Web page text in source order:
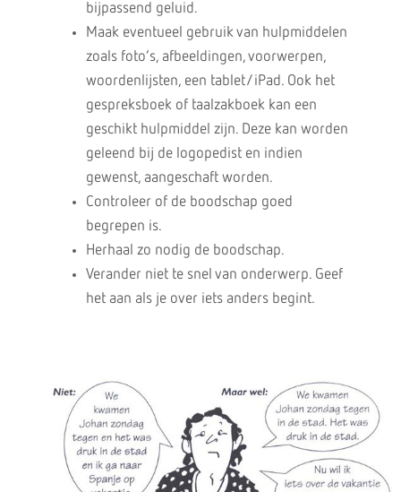
bijpassend geluid.
Maak eventueel gebruik van hulpmiddelen
zoals foto’s, afbeeldingen, voorwerpen,
woordenlijsten, een tablet/iPad. Ook het
gespreksboek of taalzakboek kan een
geschikt hulpmiddel zijn. Deze kan worden
geleend bij de logopedist en indien
gewenst, aangeschaft worden.
Controleer of de boodschap goed
begrepen is.
Herhaal zo nodig de boodschap.
Verander niet te snel van onderwerp. Geef
het aan als je over iets anders begint.